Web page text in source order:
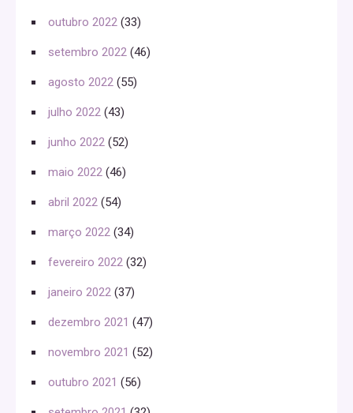
outubro 2022 (33)
setembro 2022 (46)
agosto 2022 (55)
julho 2022 (43)
junho 2022 (52)
maio 2022 (46)
abril 2022 (54)
março 2022 (34)
fevereiro 2022 (32)
janeiro 2022 (37)
dezembro 2021 (47)
novembro 2021 (52)
outubro 2021 (56)